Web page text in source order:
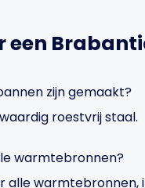
een
zijn gemaakt?
roestvrij staal.
warmtebronnen?
alle warmtebronnen,